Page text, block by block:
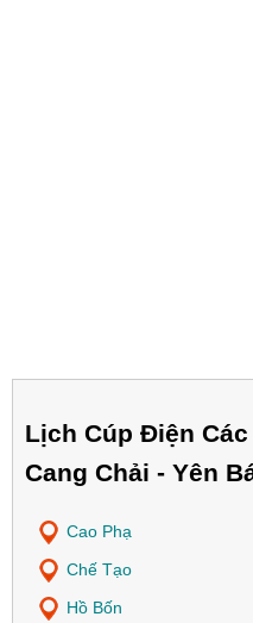
Lịch Cúp Điện
Cang Chải - Yên
Cao Phạ
Chế Tạo
Hồ Bốn